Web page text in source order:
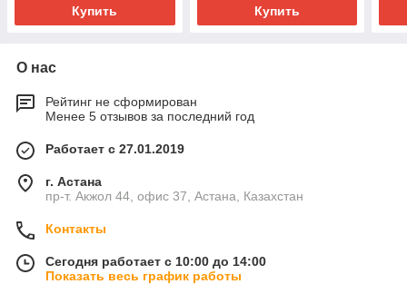
Купить Купить
О нас
Рейтинг не сформирован
Менее 5 отзывов за последний год
Работает с 27.01.2019
г. Астана
пр-т. Акжол 44, офис 37, Астана, Казахстан
Контакты
Сегодня работает с 10:00 до 14:00
Показать весь график работы